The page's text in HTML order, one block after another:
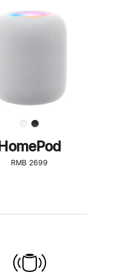
步
了
解
HomePod<
HomePod
RMB 2699